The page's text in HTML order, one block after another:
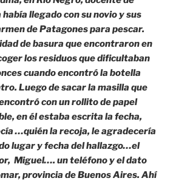
llegado con su novio y sus
de Patagones para pescar.
de basura que encontraron en
los residuos que dificultaban
cuando encontró la botella
Luego de sacar la masilla que
con un rollito de papel
en él estaba escrita la fecha,
…quién la recoja, le agradecería
lugar y fecha del hallazgo…el
Miguel…. un teléfono y el dato
provincia de Buenos Aires. Ahí